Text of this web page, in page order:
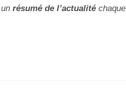
résumé de l’actualité chaque